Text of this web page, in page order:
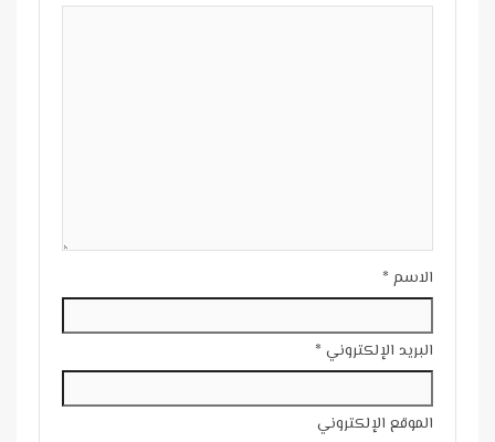
الاسم *
البريد الإلكتروني *
الموقع الإلكتروني